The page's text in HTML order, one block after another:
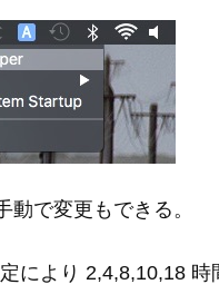
で変更もできる。
により 2,4,8,10,18 時